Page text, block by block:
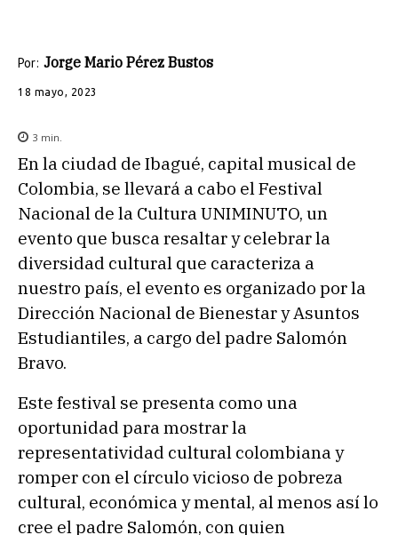
Por: Jorge Mario Pérez Bustos
18 mayo, 2023
3 min.
En la ciudad de Ibagué, capital musical de
Colombia, se llevará a cabo el Festival
Nacional de la Cultura UNIMINUTO, un
evento que busca resaltar y celebrar la
diversidad cultural que caracteriza a
nuestro país, el evento es organizado por la
Dirección Nacional de Bienestar y Asuntos
Estudiantiles, a cargo del padre Salomón
Bravo.
Este festival se presenta como una
oportunidad para mostrar la
representatividad cultural colombiana y
romper con el círculo vicioso de pobreza
cultural, económica y mental, al menos así lo
cree el padre Salomón, con quien